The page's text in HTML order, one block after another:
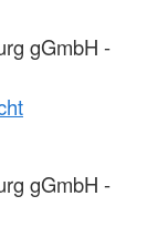
gGmbH -
gGmbH -